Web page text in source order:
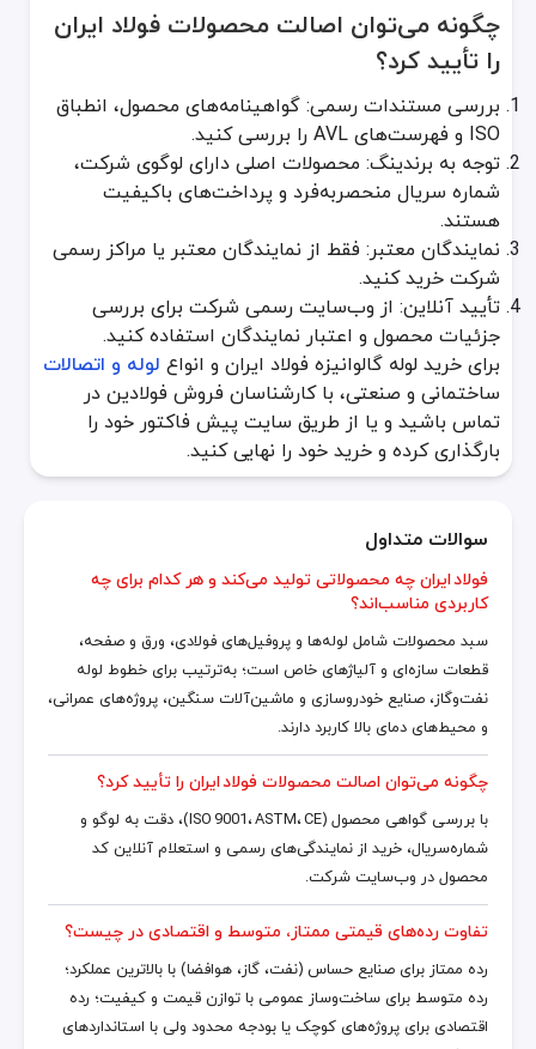
چگونه می‌توان اصالت محصولات فولاد ایران
را تأیید کرد؟
بررسی مستندات رسمی: گواهینامه‌های محصول، انطباق
ISO و فهرست‌های AVL را بررسی کنید.
توجه به برندینگ: محصولات اصلی دارای لوگوی شرکت،
شماره سریال منحصربه‌فرد و پرداخت‌های باکیفیت
هستند.
نمایندگان معتبر: فقط از نمایندگان معتبر یا مراکز رسمی
شرکت خرید کنید.
تأیید آنلاین: از وب‌سایت رسمی شرکت برای بررسی
جزئیات محصول و اعتبار نمایندگان استفاده کنید.
برای خرید لوله گالوانیزه فولاد ایران و انواع لوله و اتصالات
ساختمانی و صنعتی، با کارشناسان فروش فولادین در
تماس باشید و یا از طریق سایت پیش فاکتور خود را
بارگذاری کرده و خرید خود را نهایی کنید.
سوالات متداول
فولاد ایران چه محصولاتی تولید می‌کند و هر کدام برای چه
کاربردی مناسب‌اند؟
سبد محصولات شامل لوله‌ها و پروفیل‌های فولادی، ورق و صفحه،
قطعات سازه‌ای و آلیاژهای خاص است؛ به‌ترتیب برای خطوط لوله
نفت‌وگاز، صنایع خودروسازی و ماشین‌آلات سنگین، پروژه‌های عمرانی،
و محیط‌های دمای بالا کاربرد دارند.
چگونه می‌توان اصالت محصولات فولاد ایران را تأیید کرد؟
با بررسی گواهی محصول (ISO 9001، ASTM، CE)، دقت به لوگو و
شماره‌سریال، خرید از نمایندگی‌های رسمی و استعلام آنلاین کد
محصول در وب‌سایت شرکت.
تفاوت رده‌های قیمتی ممتاز، متوسط و اقتصادی در چیست؟
رده ممتاز برای صنایع حساس (نفت، گاز، هوافضا) با بالاترین عملکرد؛
رده متوسط برای ساخت‌وساز عمومی با توازن قیمت و کیفیت؛ رده
اقتصادی برای پروژه‌های کوچک یا بودجه محدود ولی با استانداردهای